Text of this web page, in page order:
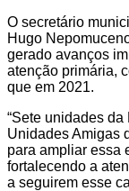
O secretário
Hugo
gerado avanços
atenção primária,
que em 2021.
“Sete unidades
Unidades Amigas
para ampliar essa
fortalecendo a
a seguirem esse